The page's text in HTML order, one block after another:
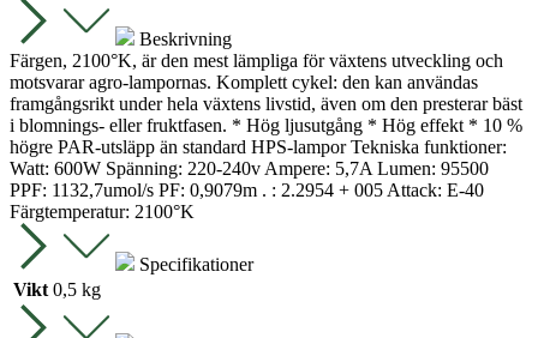
95000Lumen
mängd
Beskrivning
Färgen, 2100°K, är den mest lämpliga för växtens utveckling och
motsvarar agro-lampornas. Komplett cykel: den kan användas
framgångsrikt under hela växtens livstid, även om den presterar bäst
i blomnings- eller fruktfasen. * Hög ljusutgång * Hög effekt * 10 %
högre PAR-utsläpp än standard HPS-lampor Tekniska funktioner:
Watt: 600W Spänning: 220-240v Ampere: 5,7A Lumen: 95500
PPF: 1132,7umol/s PF: 0,9079m . : 2.2954 + 005 Attack: E-40
Färgtemperatur: 2100°K
Specifikationer
Vikt 0,5 kg